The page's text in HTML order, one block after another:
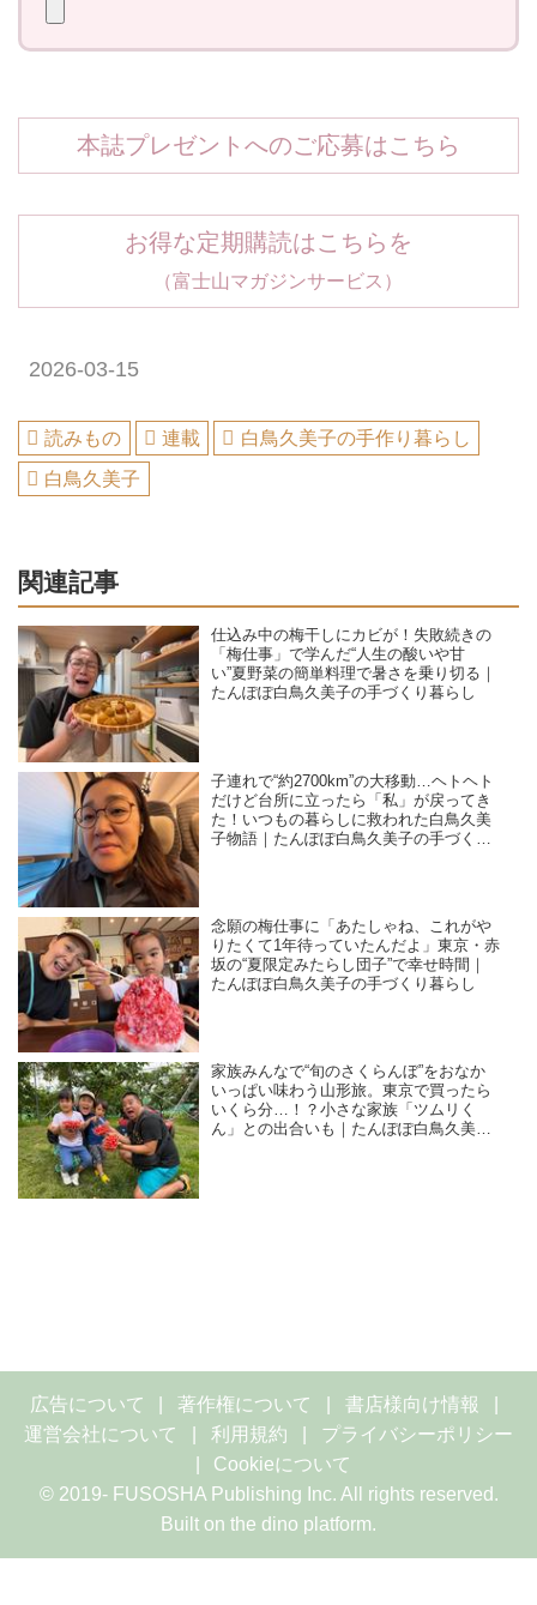
本誌プレゼントへのご応募はこちら
お得な定期購読はこちらを
（富士山マガジンサービス）
2026-03-15
読みもの 連載
白鳥久美子の手作り暮らし
白鳥久美子
関連記事
仕込み中の梅干しにカビが！失敗続きの
「梅仕事」で学んだ“人生の酸いや甘
い”夏野菜の簡単料理で暑さを乗り切る｜
たんぽぽ白鳥久美子の手づくり暮らし
子連れで“約2700km”の大移動…ヘトヘト
だけど台所に立ったら「私」が戻ってき
た！いつもの暮らしに救われた白鳥久美
子物語｜たんぽぽ白鳥久美子の手づくり
念願の梅仕事に「あたしゃね、これがや
りたくて1年待っていたんだよ」東京・赤
坂の“夏限定みたらし団子”で幸せ時間｜
たんぽぽ白鳥久美子の手づくり暮らし
家族みんなで“旬のさくらんぼ”をおなか
いっぱい味わう山形旅。東京で買ったら
いくら分…！？小さな家族「ツムリく
ん」との出合いも｜たんぽぽ白鳥久美子
広告について 著作権について
書店様向け情報
運営会社について
利用規約
プライバシーポリシー
Cookieについて
© 2019- FUSOSHA Publishing Inc. All rights reserved.
Built on the dino platform.